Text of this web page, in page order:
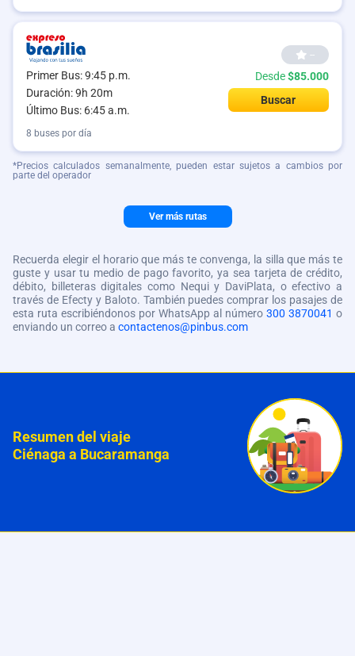
Primer Bus: 9:45 p.m.
Duración: 9h 20m
Último Bus: 6:45 a.m.
--
Desde$85.000
Buscar
8 buses por día
*Precios calculados semanalmente, pueden estar sujetos a cambios por
parte del operador
Ver más rutas
Recuerda elegir el horario que más te convenga, la silla que más te
guste y usar tu medio de pago favorito, ya sea tarjeta de crédito,
débito, billeteras digitales como Nequi y DaviPlata, o efectivo a
través de Efecty y Baloto. También puedes comprar los pasajes de
esta ruta escribiéndonos por WhatsApp al número 300 3870041 o
enviando un correo a contactenos@pinbus.com
Resumen del viaje
Ciénaga a Bucaramanga